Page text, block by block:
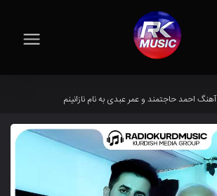
آهنگ احمد حاجتمند و عمر عبدی به نام نازانینم